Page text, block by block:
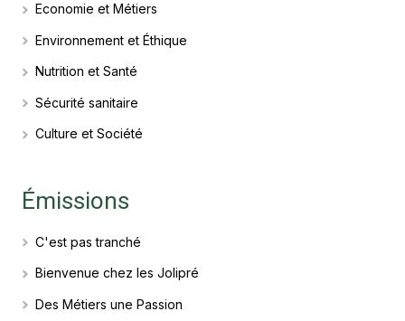
Economie et Métiers
Environnement et Éthique
Nutrition et Santé
Sécurité sanitaire
Culture et Société
Émissions
C'est pas tranché
Bienvenue chez les Jolipré
Des Métiers une Passion